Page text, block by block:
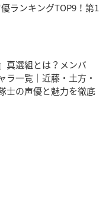
ランキングTOP9！第1
真選組とは？メンバ
ラ一覧｜近藤・土方・
士の声優と魅力を徹底